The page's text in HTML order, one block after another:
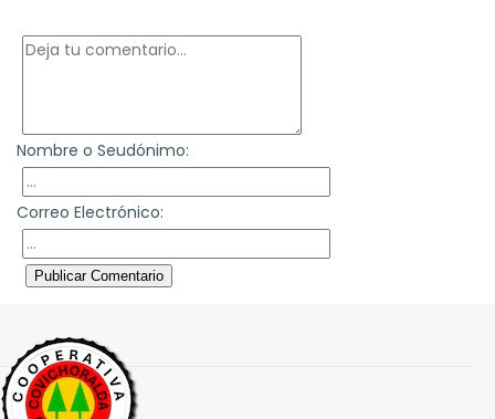
Nombre o Seudónimo:
Correo Electrónico:
Publicar Comentario